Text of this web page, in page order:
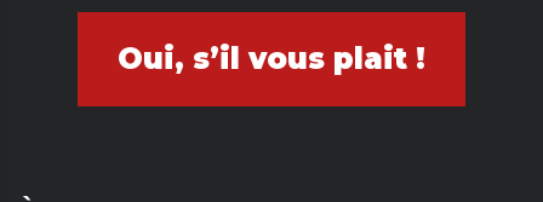
Oui, s’il vous plait !